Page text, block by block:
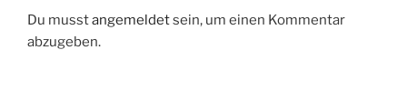
Du musstangemeldetsein, um einen Kommentar
abzugeben.